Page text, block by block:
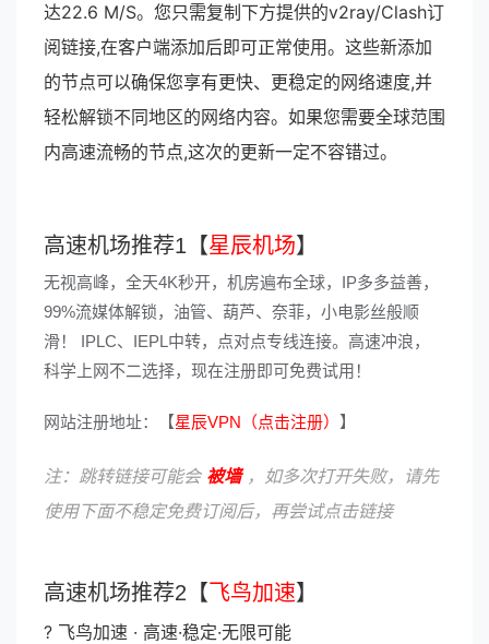
达22.6 M/S。您只需复制下方提供的v2ray/Clash订
阅链接,在客户端添加后即可正常使用。这些新添加
的节点可以确保您享有更快、更稳定的网络速度,并
轻松解锁不同地区的网络内容。如果您需要全球范围
内高速流畅的节点,这次的更新一定不容错过。
高速机场推荐1【星辰机场】
无视高峰，全天4K秒开，机房遍布全球，IP多多益善，
99%流媒体解锁，油管、葫芦、奈菲，小电影丝般顺
滑！ IPLC、IEPL中转，点对点专线连接。高速冲浪，
科学上网不二选择，现在注册即可免费试用！
网站注册地址：【星辰VPN（点击注册） 】
注：跳转链接可能会 被墙，如多次打开失败，请先
使用下面不稳定免费订阅后，再尝试点击链接
高速机场推荐2【 飞鸟加速】
? 飞鸟加速 · 高速·稳定·无限可能